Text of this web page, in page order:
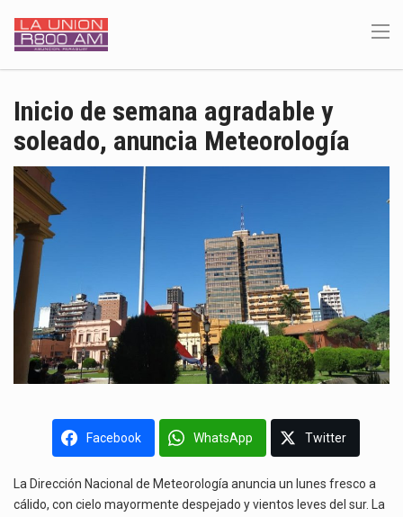
Inicio de semana agradable y
soleado, anuncia Meteorología
Facebook WhatsApp Twitter
La Dirección Nacional de Meteorología anuncia un lunes fresco a
cálido, con cielo mayormente despejado y vientos leves del sur. La